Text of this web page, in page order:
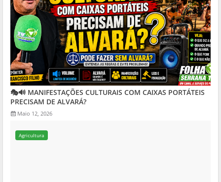
🎭🔊 MANIFESTAÇÕES CULTURAIS COM CAIXAS PORTÁTEIS
PRECISAM DE ALVARÁ?
Maio 12, 2026
Agricultura